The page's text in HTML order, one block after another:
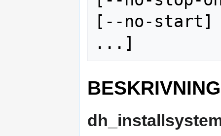
[--no-start]
BESKRIVNING